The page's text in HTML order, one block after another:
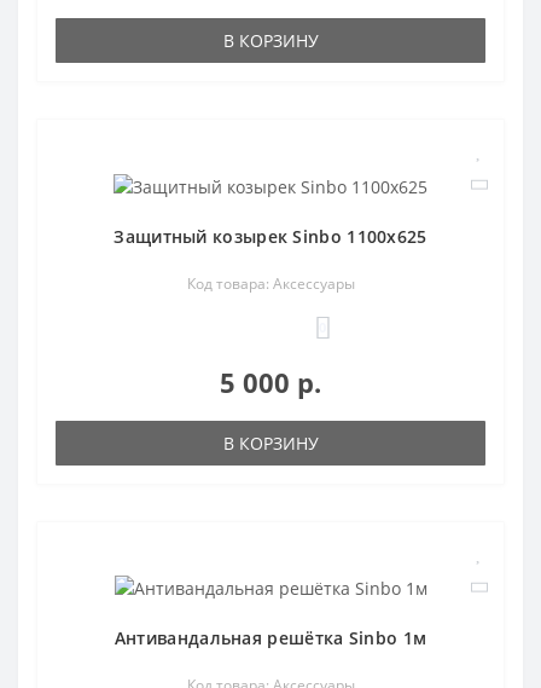
В КОРЗИНУ
Защитный козырек Sinbo 1100х625
Код товара: Аксессуары
5 000 р.
В КОРЗИНУ
Антивандальная решётка Sinbo 1м